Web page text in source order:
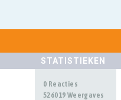
STATISTIEKEN
0 Reacties
526019 Weergaves